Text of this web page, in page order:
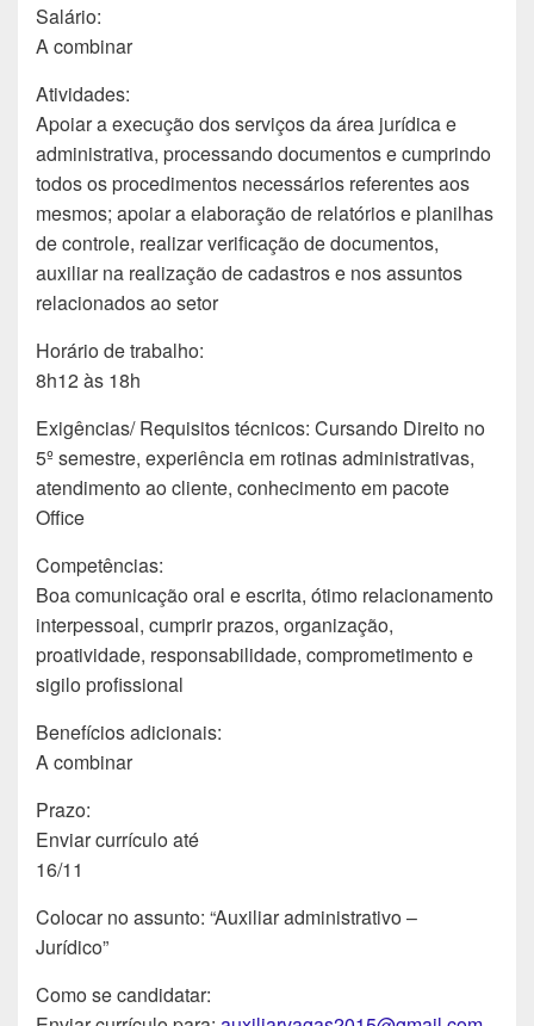
Salário:
A combinar
Atividades:
Apoiar a execução dos serviços da área jurídica e
administrativa, processando documentos e cumprindo
todos os procedimentos necessários referentes aos
mesmos; apoiar a elaboração de relatórios e planilhas
de controle, realizar verificação de documentos,
auxiliar na realização de cadastros e nos assuntos
relacionados ao setor
Horário de trabalho:
8h12 às 18h
Exigências/ Requisitos técnicos: Cursando Direito no
5º semestre, experiência em rotinas administrativas,
atendimento ao cliente, conhecimento em pacote
Office
Competências:
Boa comunicação oral e escrita, ótimo relacionamento
interpessoal, cumprir prazos, organização,
proatividade, responsabilidade, comprometimento e
sigilo profissional
Benefícios adicionais:
A combinar
Prazo:
Enviar currículo até
16/11
Colocar no assunto: “Auxiliar administrativo –
Jurídico”
Como se candidatar: